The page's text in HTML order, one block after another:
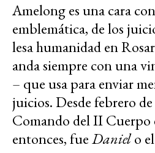
Amelong es una cara
emblemática, de los
lesa humanidad en
anda siempre con una
– que usa para enviar
juicios. Desde febrero
Comando del II Cuerpo
entonces, fueDanielo el